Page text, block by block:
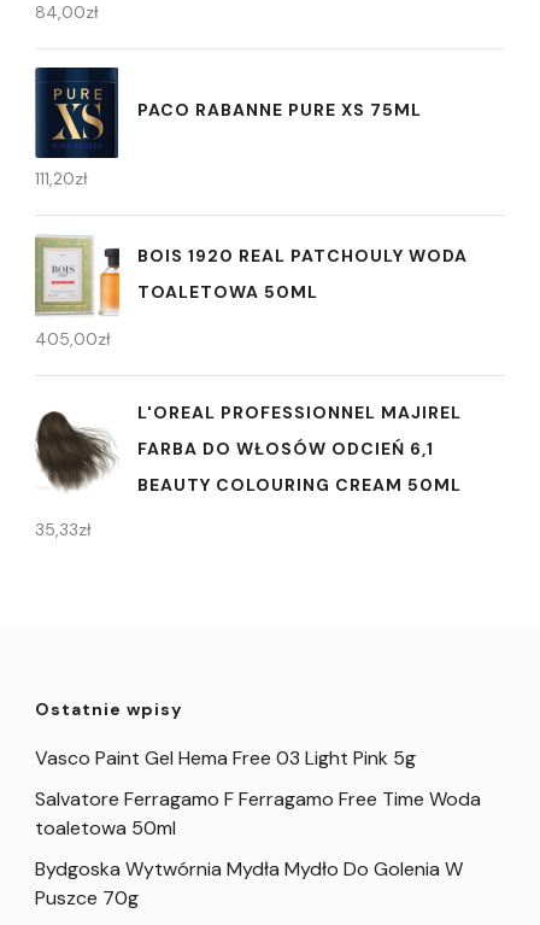
84,00zł
PACO RABANNE PURE XS 75ML
111,20zł
BOIS 1920 REAL PATCHOULY WODA
TOALETOWA 50ML
405,00zł
L'OREAL PROFESSIONNEL MAJIREL
FARBA DO WŁOSÓW ODCIEŃ 6,1
BEAUTY COLOURING CREAM 50ML
35,33zł
Ostatnie wpisy
Vasco Paint Gel Hema Free 03 Light Pink 5g
Salvatore Ferragamo F Ferragamo Free Time Woda
toaletowa 50ml
Bydgoska Wytwórnia Mydła Mydło Do Golenia W
Puszce 70g